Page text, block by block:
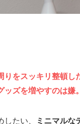
をスッキリ整頓し
ズを増やすのは嫌。
たい、 ミニマルな